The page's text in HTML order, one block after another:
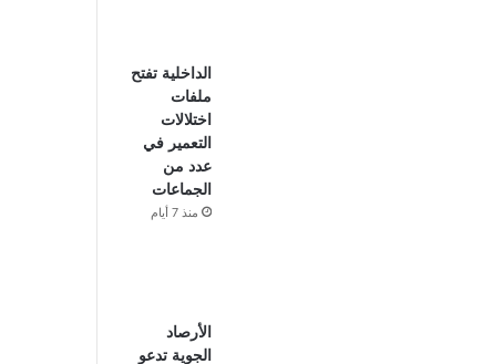
الداخلية تفتح
ملفات
اختلالات
التعمير في
عدد من
الجماعات
منذ 7 أيام
الأرصاد
الجوية تدعو